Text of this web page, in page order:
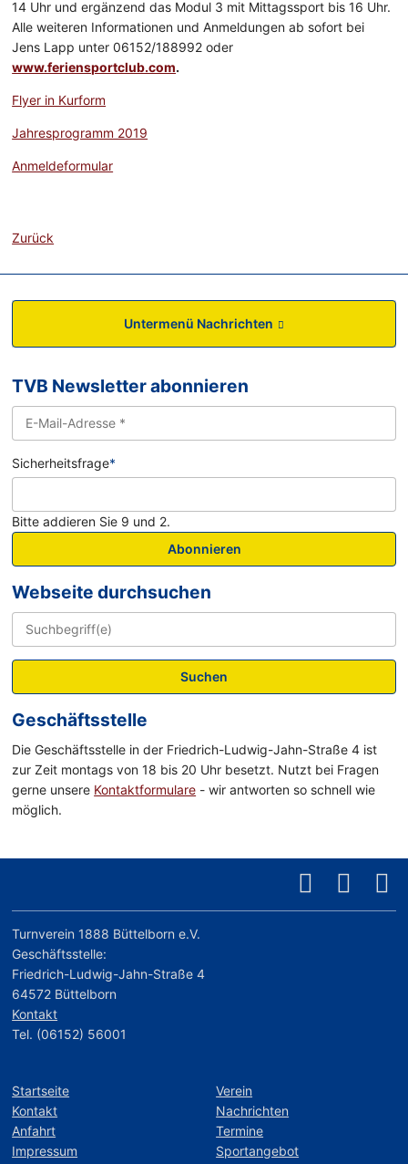
14 Uhr und ergänzend das Modul 3 mit Mittagssport bis 16 Uhr.
Alle weiteren Informationen und Anmeldungen ab sofort bei
Jens Lapp unter 06152/188992 oder
www.feriensportclub.com.
Flyer in Kurform
Jahresprogramm 2019
Anmeldeformular
Zurück
Untermenü Nachrichten
TVB Newsletter abonnieren
Sicherheitsfrage*
Bitte addieren Sie 9 und 2.
Abonnieren
Webseite durchsuchen
Suchen
Geschäftsstelle
Die Geschäftsstelle in der Friedrich-Ludwig-Jahn-Straße 4 ist
zur Zeit montags von 18 bis 20 Uhr besetzt. Nutzt bei Fragen
gerne unsere Kontaktformulare - wir antworten so schnell wie
möglich.
Turnverein 1888 Büttelborn e.V.
Geschäftsstelle:
Friedrich-Ludwig-Jahn-Straße 4
64572 Büttelborn
Kontakt
Tel. (06152) 56001
Startseite
Kontakt
Anfahrt
Impressum
Verein
Nachrichten
Termine
Sportangebot